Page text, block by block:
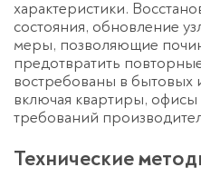
характеристики.
состояния, обновление
меры, позволяющие
предотвратить
востребованы в бытовых
включая квартиры, офисы
требований
Технические